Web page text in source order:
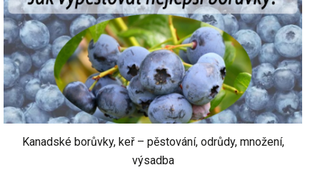
Kanadské borůvky, keř – pěstování, odrůdy, množení,
výsadba